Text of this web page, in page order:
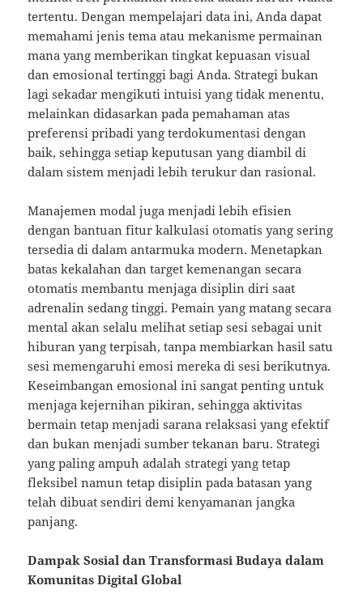
tertentu. Dengan mempelajari data ini, Anda dapat
memahami jenis tema atau mekanisme permainan
mana yang memberikan tingkat kepuasan visual
dan emosional tertinggi bagi Anda. Strategi bukan
lagi sekadar mengikuti intuisi yang tidak menentu,
melainkan didasarkan pada pemahaman atas
preferensi pribadi yang terdokumentasi dengan
baik, sehingga setiap keputusan yang diambil di
dalam sistem menjadi lebih terukur dan rasional.
Manajemen modal juga menjadi lebih efisien
dengan bantuan fitur kalkulasi otomatis yang sering
tersedia di dalam antarmuka modern. Menetapkan
batas kekalahan dan target kemenangan secara
otomatis membantu menjaga disiplin diri saat
adrenalin sedang tinggi. Pemain yang matang secara
mental akan selalu melihat setiap sesi sebagai unit
hiburan yang terpisah, tanpa membiarkan hasil satu
sesi memengaruhi emosi mereka di sesi berikutnya.
Keseimbangan emosional ini sangat penting untuk
menjaga kejernihan pikiran, sehingga aktivitas
bermain tetap menjadi sarana relaksasi yang efektif
dan bukan menjadi sumber tekanan baru. Strategi
yang paling ampuh adalah strategi yang tetap
fleksibel namun tetap disiplin pada batasan yang
telah dibuat sendiri demi kenyamanan jangka
panjang.
Dampak Sosial dan Transformasi Budaya dalam
Komunitas Digital Global